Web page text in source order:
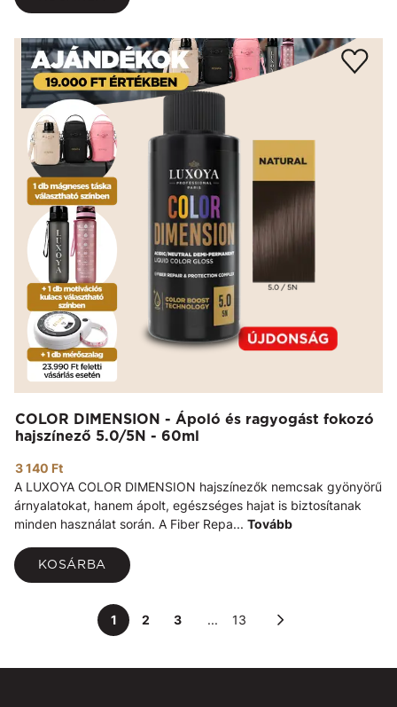
COLOR DIMENSION - Ápoló és ragyogást fokozó
hajszínező 5.0/5N - 60ml
3 140 Ft
A LUXOYA COLOR DIMENSION hajszínezők nemcsak gyönyörű
árnyalatokat, hanem ápolt, egészséges hajat is biztosítanak
minden használat során. A Fiber Repa... Tovább
KOSÁRBA
1 2 3 ... 13